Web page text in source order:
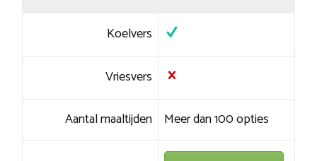
Koelvers
Vriesvers
Aantal maaltijden Meer dan 100 opties